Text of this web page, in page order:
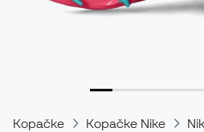
Kopačke Kopačke Nike